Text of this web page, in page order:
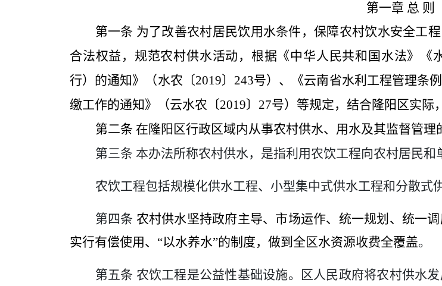
第一章 总 则
第一条 为了改善农村居民饮用水条件，保障农村饮水安全工
合法权益，规范农村供水活动，根据《中华人民共和国水法》《
行）的通知》（水农〔2019〕243号）、《云南省水利工程管理条
缴工作的通知》（云水农〔2019〕27号）等规定，结合隆阳区实际
第二条 在隆阳区行政区域内从事农村供水、用水及其监督管理
第三条 本办法所称农村供水，是指利用农饮工程向农村居民和
农饮工程包括规模化供水工程、 小型集中式供水工程和分散式
第四条 农村供水坚持政府主导、市场运作、统一规划、统一
实行有偿使用、 “以水养水”的制度，做到全区水资源收费全覆盖。
第五条 农饮工程是公益性基础设施。区人民政府将农村供水